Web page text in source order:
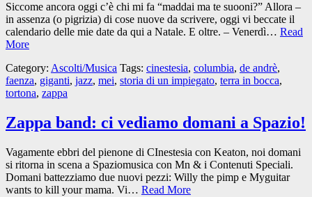
Siccome ancora oggi c’è chi mi fa “maddai ma te suooni?” Allora –
in assenza (o pigrizia) di cose nuove da scrivere, oggi vi beccate il
calendario delle mie date da qui a Natale. E oltre. – Venerdì… Read
More
Category: Ascolti/Musica Tags: cinestesia, columbia, de andrè,
faenza, giganti, jazz, mei, storia di un impiegato, terra in bocca,
tortona, zappa
Zappa band: ci vediamo domani a Spazio!
Vagamente ebbri del pienone di CInestesia con Keaton, noi domani
si ritorna in scena a Spaziomusica con Mn & i Contenuti Speciali.
Domani battezziamo due nuovi pezzi: Willy the pimp e Myguitar
wants to kill your mama. Vi… Read More